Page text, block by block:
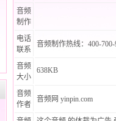
音频
制作
电话
联系
音频制作热线：400-700-
音频
大小
638KB
音频
作者
音频网 yinpin.com